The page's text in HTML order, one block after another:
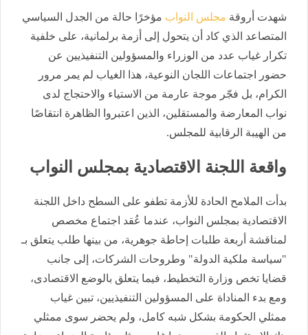
شهدت أروقة مجلس النواب مؤخرًا حالة من الجدل السياسي
المتصاعد الذي كاد أن يتحول إلى أزمة برلمانية، على خلفية
تكرار غياب عدد من الوزراء والمسؤولين التنفيذيين عن
حضور اجتماعات اللجان النوعية، هذا الغياب لم يمر مرور
الكرام، بل فجّر موجة عارمة من الاستياء والاحتجاج لدى
نواب المعارضة والمستقلين، الذين اعتبروا الظاهرة انتقاصًا
من الهيبة الرقابية للمجلس.
واقعة اللجنة الاقتصادية بمجلس النواب
بدأت الملامح الحادة للأزمة تطفو على السطح داخل اللجنة
الاقتصادية بمجلس النواب، عندما عُقد اجتماع مخصص
لمناقشة أربعة طلبات إحاطة جوهرية، من بينها طلب يتعلق بـ
"سياسة ملكية الدولة" وطروحات الشركات، إلى جانب
قضايا تخص وزارة التخطيط، فيما يتعلق بالوضع الاقتصادى،
ومع بدء المناداة على المسؤولين التنفيذيين، تبين غياب
ممثلي الحكومة بشكل شبه كامل، ولم يحضر سوى ممثلي